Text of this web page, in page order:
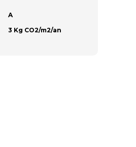
A
3 Kg CO2/m2/an